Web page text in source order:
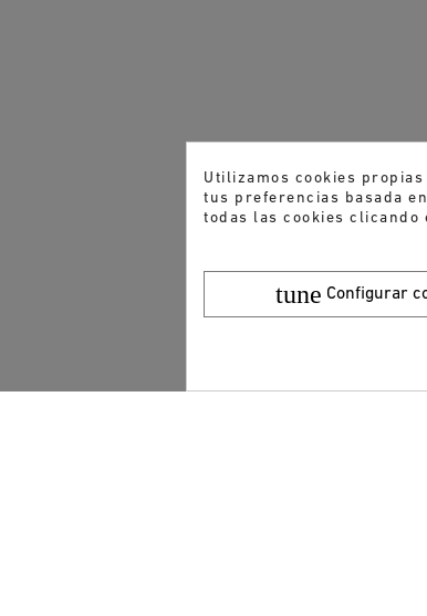
Utilizamos cookies
tus preferencias basada
todas las cookies clicando
tune Configurar